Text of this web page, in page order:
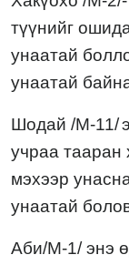
түүнийг
унаатай
унаатай
Шодай /М-11/
учраа тааран
мэхээр
унаатай
Аби/М-1/ энэ